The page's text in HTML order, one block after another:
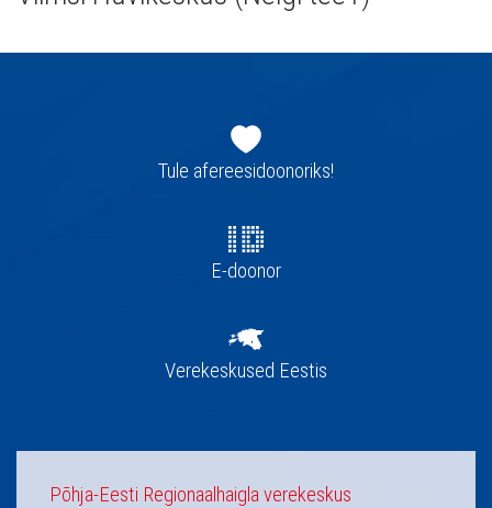
navigatsioonTule afereesidoonoriks!
E-doonor
Verekeskused Eestis
Põhja-Eesti Regionaalhaigla verekeskus